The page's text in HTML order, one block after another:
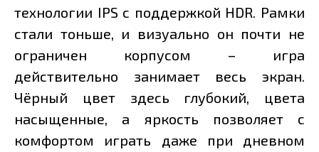
технологии IPS с поддержкой HDR. Рамки
стали тоньше, и визуально он почти не
ограничен корпусом – игра
действительно занимает весь экран.
Чёрный цвет здесь глубокий, цвета
насыщенные, а яркость позволяет с
комфортом играть даже при дневном